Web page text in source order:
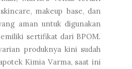
makeup base, dan
aman untuk digunakan
sertifikat dari BPOM.
produknya kini sudah
Kimia Varma, saat ini